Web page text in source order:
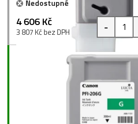
Nedostupné
4 606 Kč
3 807 Kč bez DPH -